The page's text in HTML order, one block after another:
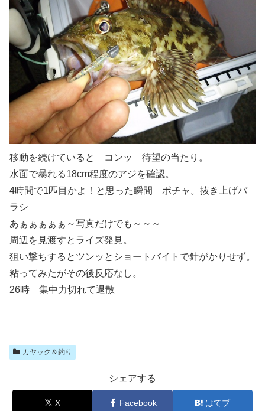
移動を続けていると コンッ 待望の当たり。
水面で暴れる18cm程度のアジを確認。
4時間で1匹目かよ！と思った瞬間 ポチャ。抜き上げバ
ラシ
あぁぁぁぁぁ～写真だけでも～～～
周辺を見渡すとライズ発見。
狙い撃ちするとツンッとショートバイトで針がかりせず。
粘ってみたがその後反応なし。
26時 集中力切れて退散
カヤック＆釣り
シェアする
X Facebook はてブ